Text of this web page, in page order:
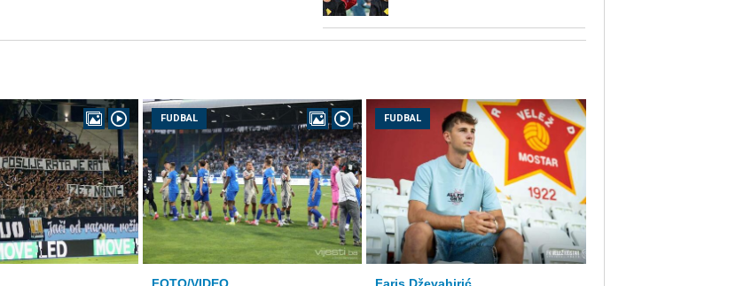
FUDBAL FUDBAL